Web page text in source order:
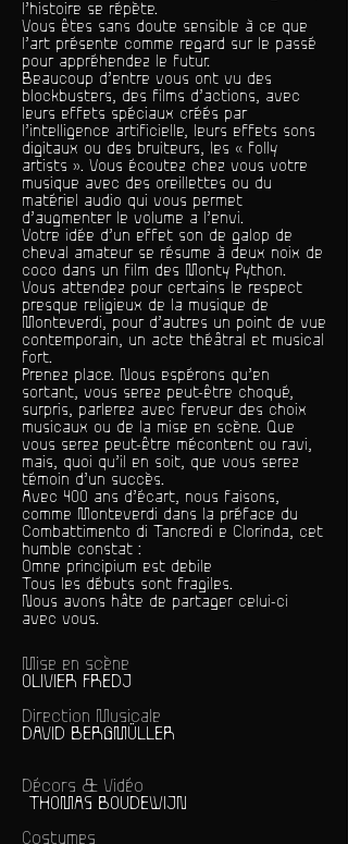
l’histoire se répète.
Vous êtes sans doute sensible à ce que
l’art présente comme regard sur le passé
pour appréhendez le futur.
Beaucoup d’entre vous ont vu des
blockbusters, des films d’actions, avec
leurs effets spéciaux créés par
l’intelligence artificielle, leurs effets sons
digitaux ou des bruiteurs, les « folly
artists ». Vous écoutez chez vous votre
musique avec des oreillettes ou du
matériel audio qui vous permet
d’augmenter le volume a l’envi.
Votre idée d’un effet son de galop de
cheval amateur se résume à deux noix de
coco dans un film des Monty Python.
Vous attendez pour certains le respect
presque religieux de la musique de
Monteverdi, pour d’autres un point de vue
contemporain, un acte théâtral et musical
fort.
Prenez place. Nous espérons qu’en
sortant, vous serez peut-être choqué,
surpris, parlerez avec ferveur des choix
musicaux ou de la mise en scène. Que
vous serez peut-être mécontent ou ravi,
mais, quoi qu’il en soit, que vous serez
témoin d’un succès.
Avec 400 ans d’écart, nous faisons,
comme Monteverdi dans la préface du
Combattimento di Tancredi e Clorinda, cet
humble constat :
Omne principium est debile
Tous les débuts sont fragiles.
Nous avons hâte de partager celui-ci
avec vous.
Mise en scène
OLIVIER FREDJ
Direction Musicale
DAVID BERGMÜLLER
Décors & Vidéo
THOMAS BOUDEWIJN
Costumes